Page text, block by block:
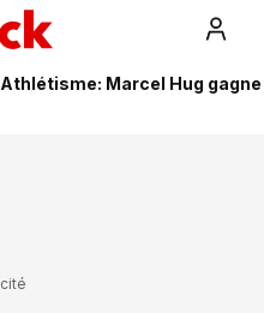
Athlétisme: Marcel Hug